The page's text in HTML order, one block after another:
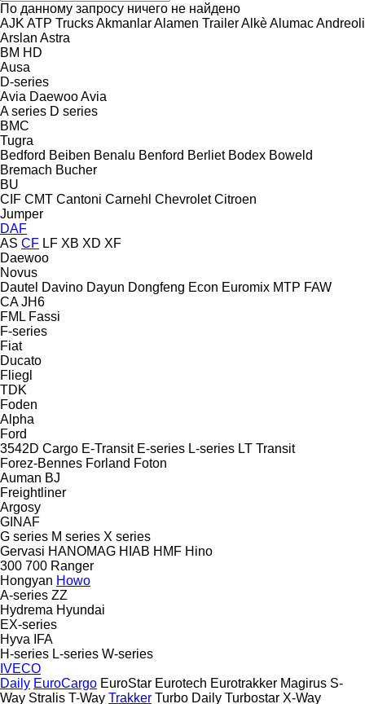
По данному запросу ничего не найдено
AJK ATP TrucksAkmanlarAlamen TrailerAlkèAlumacAndreoli
Arslan Astra
BM HD
Ausa
D-series
Avia DaewooAvia
A series D series
BMC
Tugra
Bedford Beiben Benalu Benford Berliet Bodex Boweld
Bremach Bucher
BU
CIF CMT Cantoni Carnehl Chevrolet Citroen
Jumper
DAF
AS CF LF XB XD XF
Daewoo
Novus
Dautel Davino Dayun Dongfeng Econ Euromix MTP FAW
CA JH6
FML Fassi
F-series
Fiat
Ducato
Fliegl
TDK
Foden
Alpha
Ford
3542D Cargo E-Transit E-series L-series LT Transit
Forez-Bennes Forland Foton
Auman BJ
Freightliner
Argosy
GINAF
G series M series X series
Gervasi HANOMAG HIAB HMF Hino
300 700 Ranger
Hongyan Howo
A-series ZZ
Hydrema Hyundai
EX-series
Hyva
IFA
H-series L-series W-series
IVECO
Daily EuroCargo EuroStar Eurotech Eurotrakker Magirus S-
Way Stralis T-Way Trakker Turbo Daily Turbostar X-Way